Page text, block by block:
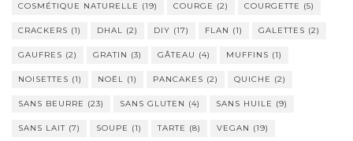
COSMÉTIQUE NATURELLE (19) COURGE (2) COURGETTE (5)
CRACKERS (1) DHAL (2) DIY (17) FLAN (1) GALETTES (2)
GAUFRES (2) GRATIN (3) GÂTEAU (4) MUFFINS (1)
NOISETTES (1) NOËL (1) PANCAKES (2) QUICHE (2)
SANS BEURRE (23) SANS GLUTEN (4) SANS HUILE (9)
SANS LAIT (7) SOUPE (1) TARTE (8) VEGAN (19)